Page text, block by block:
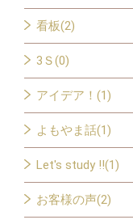
看板(2)
3Ｓ(0)
アイデア！(1)
よもやま話(1)
Let's study !!(1)
お客様の声(2)